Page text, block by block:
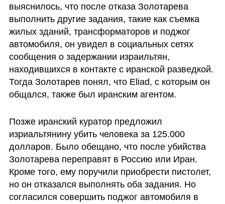
выяснилось, что после отказа Золотарева
выполнить другие задания, такие как съемка
жилых зданий, трансформаторов и поджог
автомобиля, он увидел в социальных сетях
сообщения о задержании израильтян,
находившихся в контакте с иранской разведкой.
Тогда Золотарев понял, что Eliad, с которым он
общался, также был иранским агентом.
Позже иранский куратор предложил
изриальтянину убить человека за 125.000
долларов. Было обещано, что после убийства
Золотарева переправят в Россию или Иран.
Кроме того, ему поручили приобрести пистолет,
но он отказался выполнять оба задания. Но
согласился совершить поджог автомобиля в